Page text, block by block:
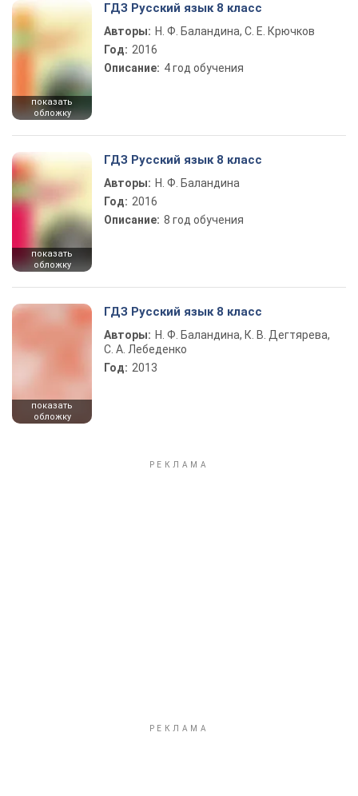
показать
обложку
ГДЗ Русский язык 8 класс
Авторы: Н. Ф. Баландина, С. Е. Крючков
Год: 2016
Описание: 4 год обучения
показать
обложку
ГДЗ Русский язык 8 класс
Авторы: Н. Ф. Баландина
Год: 2016
Описание: 8 год обучения
показать
обложку
ГДЗ Русский язык 8 класс
Авторы: Н. Ф. Баландина, К. В. Дегтярева,
С. А. Лебеденко
Год: 2013